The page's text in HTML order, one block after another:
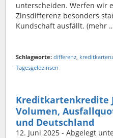
unterscheiden. Werfen wir
Zinsdifferenz besonders
Kundschaft ausfällt. (mehr
Schlagworte: differenz
Tagesgeldzinsen
Kreditkartenkredite
Volumen,
und Deutschland
12. Juni 2025 - Abgelegt